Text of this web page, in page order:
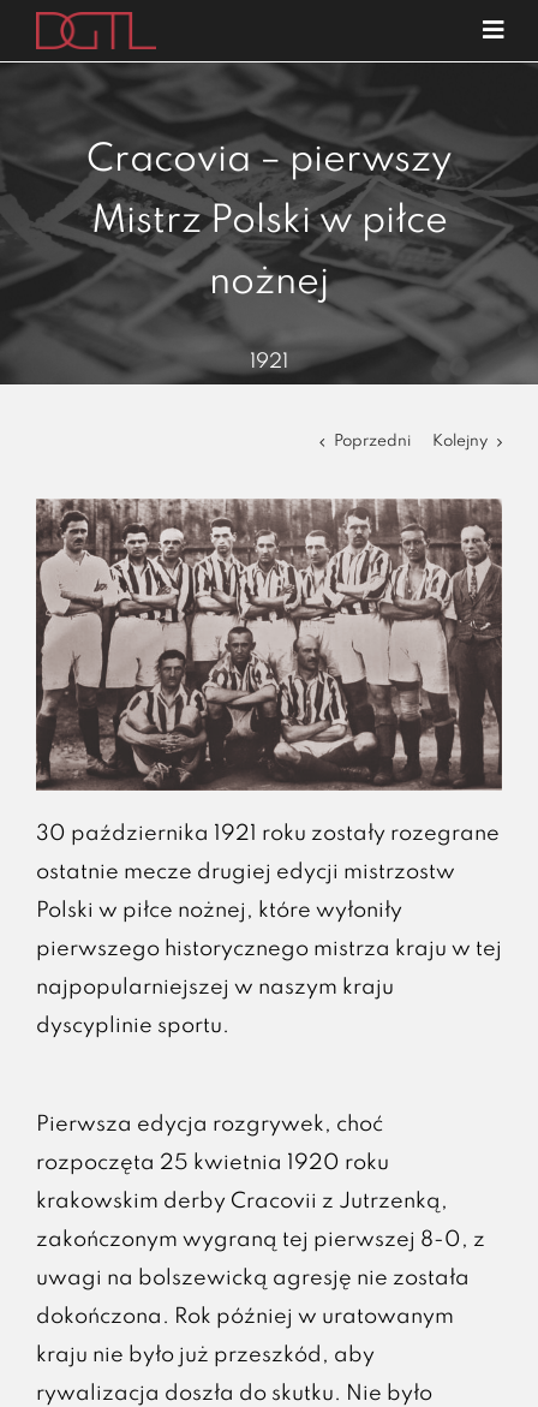
Przejdź
zawartości
o nas
specjalizacje
publikacje
blog
kariera
kontakt
Cracovia – pierwszy
Mistrz Polski w piłce
nożnej
1921
Poprzedni Kolejny
30 października 1921 roku zostały rozegrane
ostatnie mecze drugiej edycji mistrzostw
Polski w piłce nożnej, które wyłoniły
pierwszego historycznego mistrza kraju w tej
najpopularniejszej w naszym kraju
dyscyplinie sportu.
Pierwsza edycja rozgrywek, choć
rozpoczęta 25 kwietnia 1920 roku
krakowskim derby Cracovii z Jutrzenką,
zakończonym wygraną tej pierwszej 8-0, z
uwagi na bolszewicką agresję nie została
dokończona. Rok później w uratowanym
kraju nie było już przeszkód, aby
rywalizacja doszła do skutku. Nie było